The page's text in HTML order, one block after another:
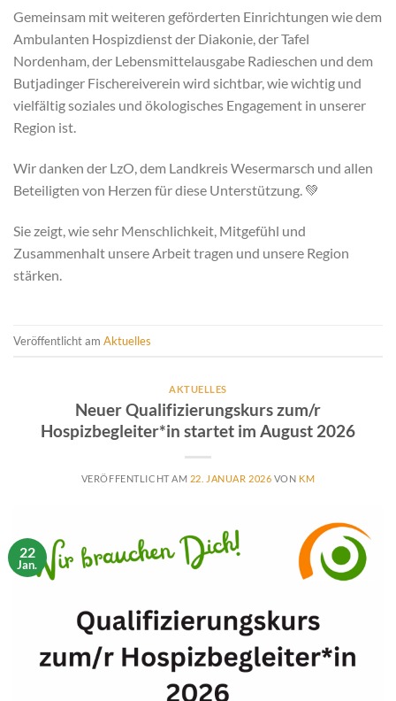
Gemeinsam mit weiteren geförderten Einrichtungen wie dem
Ambulanten Hospizdienst der Diakonie, der Tafel
Nordenham, der Lebensmittelausgabe Radieschen und dem
Butjadinger Fischereiverein wird sichtbar, wie wichtig und
vielfältig soziales und ökologisches Engagement in unserer
Region ist.
Wir danken der LzO, dem Landkreis Wesermarsch und allen
Beteiligten von Herzen für diese Unterstützung. 💚
Sie zeigt, wie sehr Menschlichkeit, Mitgefühl und
Zusammenhalt unsere Arbeit tragen und unsere Region
stärken.
Veröffentlicht am Aktuelles
AKTUELLES
Neuer Qualifizierungskurs zum/r
Hospizbegleiter*in startet im August 2026
VERÖFFENTLICHT AM 22. JANUAR 2026 VON KM
22
Jan.